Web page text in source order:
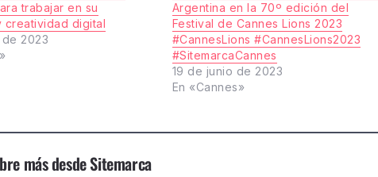
trabajar en su
creatividad digital
2023
Argentina en la 70º edición del
Festival de Cannes Lions 2023
#CannesLions #CannesLions2023
#SitemarcaCannes
19 de junio de 2023
En «Cannes»
más desde Sitemarca